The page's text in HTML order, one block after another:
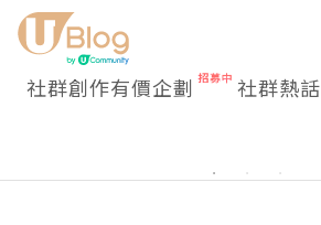
社群創作有價企劃 社群熱話